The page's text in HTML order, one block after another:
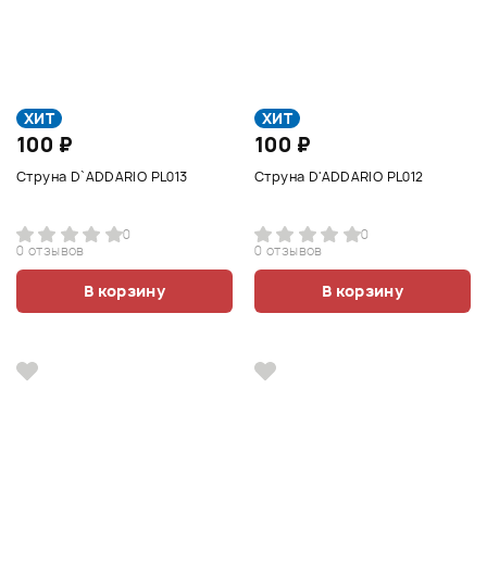
ХИТ
100 ₽
Струна D`ADDARIO PL013
0
0 отзывов
В корзину
ХИТ
100 ₽
Струна D'ADDARIO PL012
0
0 отзывов
В корзину